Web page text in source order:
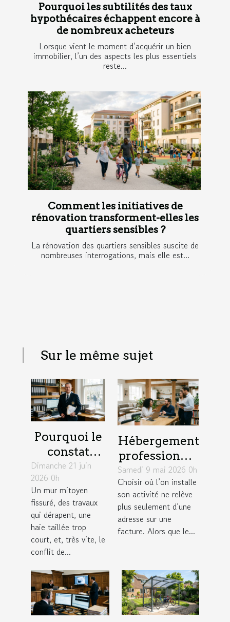
Pourquoi les subtilités des taux
hypothécaires échappent encore à
de nombreux acheteurs
Lorsque vient le moment d’acquérir un bien
immobilier, l’un des aspects les plus essentiels
reste...
Comment les initiatives de
rénovation transforment-elles les
quartiers sensibles ?
La rénovation des quartiers sensibles suscite de
nombreuses interrogations, mais elle est...
Sur le même sujet
Pourquoi le
constat
d’huissier
change la
donne dans
un litige
entre
voisins
Dimanche 21 juin
2026 0h
Un mur mitoyen
fissuré, des travaux
qui dérapent, une
haie taillée trop
court, et, très vite, le
conflit de...
Hébergement
professionnel
: un levier
insoupçonné
pour élargir
son réseau
Samedi 9 mai 2026 0h
Choisir où l’on installe
son activité ne relève
plus seulement d’une
adresse sur une
facture. Alors que le...